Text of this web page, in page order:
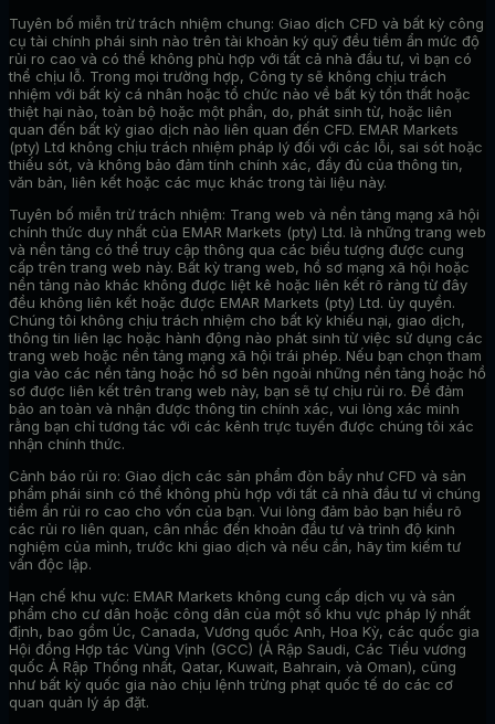
Tuyên bố miễn trừ trách nhiệm chung: Giao dịch CFD và bất kỳ công
cụ tài chính phái sinh nào trên tài khoản ký quỹ đều tiềm ẩn mức độ
rủi ro cao và có thể không phù hợp với tất cả nhà đầu tư, vì bạn có
thể chịu lỗ. Trong mọi trường hợp, Công ty sẽ không chịu trách
nhiệm với bất kỳ cá nhân hoặc tổ chức nào về bất kỳ tổn thất hoặc
thiệt hại nào, toàn bộ hoặc một phần, do, phát sinh từ, hoặc liên
quan đến bất kỳ giao dịch nào liên quan đến CFD. EMAR Markets
(pty) Ltd không chịu trách nhiệm pháp lý đối với các lỗi, sai sót hoặc
thiếu sót, và không bảo đảm tính chính xác, đầy đủ của thông tin,
văn bản, liên kết hoặc các mục khác trong tài liệu này.
Tuyên bố miễn trừ trách nhiệm: Trang web và nền tảng mạng xã hội
chính thức duy nhất của EMAR Markets (pty) Ltd. là những trang web
và nền tảng có thể truy cập thông qua các biểu tượng được cung
cấp trên trang web này. Bất kỳ trang web, hồ sơ mạng xã hội hoặc
nền tảng nào khác không được liệt kê hoặc liên kết rõ ràng từ đây
đều không liên kết hoặc được EMAR Markets (pty) Ltd. ủy quyền.
Chúng tôi không chịu trách nhiệm cho bất kỳ khiếu nại, giao dịch,
thông tin liên lạc hoặc hành động nào phát sinh từ việc sử dụng các
trang web hoặc nền tảng mạng xã hội trái phép. Nếu bạn chọn tham
gia vào các nền tảng hoặc hồ sơ bên ngoài những nền tảng hoặc hồ
sơ được liên kết trên trang web này, bạn sẽ tự chịu rủi ro. Để đảm
bảo an toàn và nhận được thông tin chính xác, vui lòng xác minh
rằng bạn chỉ tương tác với các kênh trực tuyến được chúng tôi xác
nhận chính thức.
Cảnh báo rủi ro: Giao dịch các sản phẩm đòn bẩy như CFD và sản
phẩm phái sinh có thể không phù hợp với tất cả nhà đầu tư vì chúng
tiềm ẩn rủi ro cao cho vốn của bạn. Vui lòng đảm bảo bạn hiểu rõ
các rủi ro liên quan, cân nhắc đến khoản đầu tư và trình độ kinh
nghiệm của mình, trước khi giao dịch và nếu cần, hãy tìm kiếm tư
vấn độc lập.
Hạn chế khu vực: EMAR Markets không cung cấp dịch vụ và sản
phẩm cho cư dân hoặc công dân của một số khu vực pháp lý nhất
định, bao gồm Úc, Canada, Vương quốc Anh, Hoa Kỳ, các quốc gia
Hội đồng Hợp tác Vùng Vịnh (GCC) (Ả Rập Saudi, Các Tiểu vương
quốc Ả Rập Thống nhất, Qatar, Kuwait, Bahrain, và Oman), cũng
như bất kỳ quốc gia nào chịu lệnh trừng phạt quốc tế do các cơ
quan quản lý áp đặt.